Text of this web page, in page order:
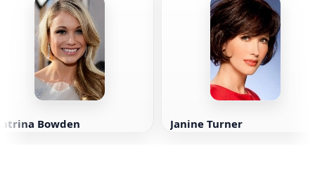
Bowden Janine Turner